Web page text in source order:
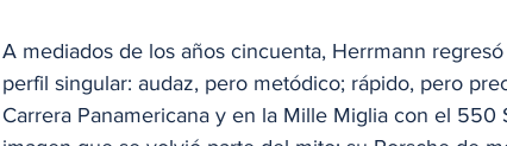
A mediados de los años cincuenta, Herrmann
perfil singular: audaz, pero metódico; rápido, pero
Carrera Panamericana y en la Mille Miglia con el